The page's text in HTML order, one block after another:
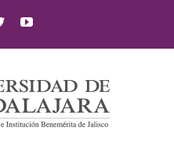
TwitterYouTube